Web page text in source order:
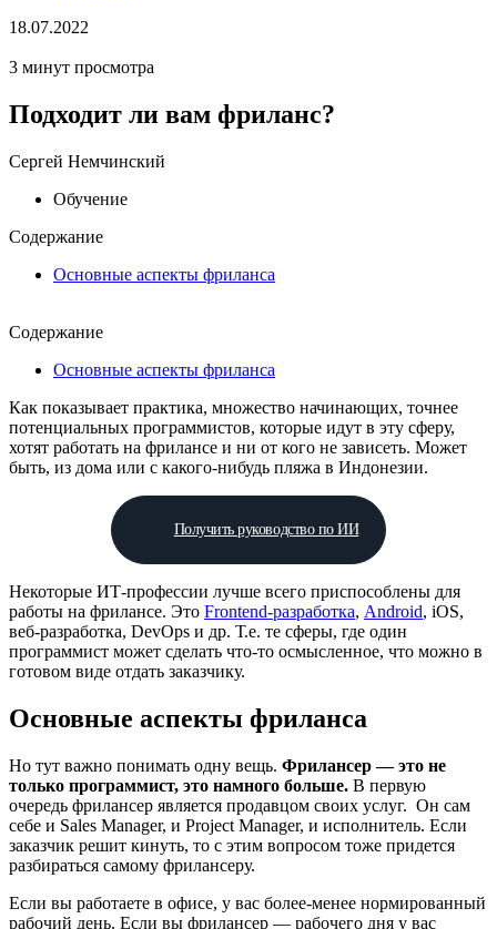
18.07.2022
3 минут просмотра
Подходит ли вам фриланс?
Сергей Немчинский
Обучение
Содержание
Основные аспекты фриланса
Содержание
Основные аспекты фриланса
Как показывает практика, множество начинающих, точнее
потенциальных программистов, которые идут в эту сферу,
хотят работать на фрилансе и ни от кого не зависеть. Может
быть, из дома или с какого-нибудь пляжа в Индонезии.
Получить руководство по ИИ
Некоторые ИТ-профессии лучше всего приспособлены для
работы на фрилансе. Это Frontend-разработка, Android, iOS,
веб-разработка, DevOps и др. Т.е. те сферы, где один
программист может сделать что-то осмысленное, что можно в
готовом виде отдать заказчику.
Основные аспекты фриланса
Но тут важно понимать одну вещь. Фрилансер — это не
только программист, это намного больше. В первую
очередь фрилансер является продавцом своих услуг. Он сам
себе и Sales Manager, и Project Manager, и исполнитель. Если
заказчик решит кинуть, то с этим вопросом тоже придется
разбираться самому фрилансеру.
Если вы работаете в офисе, у вас более-менее нормированный
рабочий день. Если вы фрилансер — рабочего дня у вас